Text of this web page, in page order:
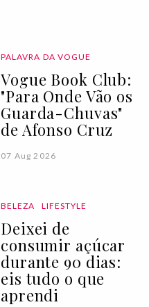
PALAVRA DA VOGUE
Vogue Book Club:
"Para Onde Vão os
Guarda-Chuvas"
de Afonso Cruz
07 Aug 2026
BELEZA LIFESTYLE
Deixei de
consumir açúcar
durante 90 dias:
eis tudo o que
aprendi